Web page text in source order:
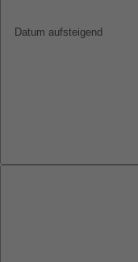
Datum aufsteigend